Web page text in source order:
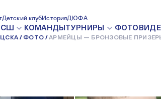
Детский клубИсторияДЮФА
КОМАНДЫТУРНИРЫ ФОТО
ФОТО АРМЕЙЦЫ — БРОНЗОВЫЕ
КУБКА
27